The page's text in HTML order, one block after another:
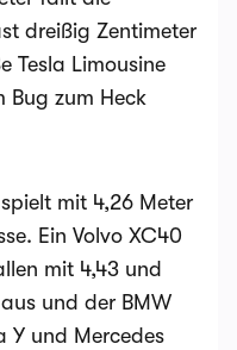
dreißig Zentimeter
Tesla Limousine
Bug zum Heck
mit 4,26 Meter
Ein Volvo XC40
mit 4,43 und
und der BMW
Y und Mercedes